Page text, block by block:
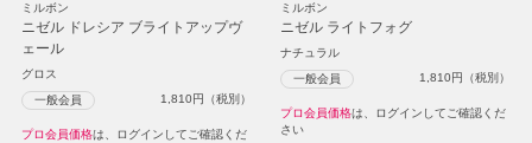
ミルボン
ニゼル ドレシア ブライトアップヴ
ェール
グロス
一般会員 1,810円（税別）
プロ会員価格は、ログインしてご確認くだ
ミルボン
ニゼル ライトフォグ
ナチュラル
一般会員 1,810円（税別）
プロ会員価格は、ログインしてご確認くだ
さい